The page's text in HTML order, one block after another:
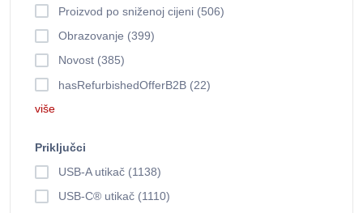
Proizvod po sniženoj cijeni (506)
Obrazovanje (399)
Novost (385)
hasRefurbishedOfferB2B (22)
više
Priključci
USB-A utikač (1138)
USB-C® utikač (1110)